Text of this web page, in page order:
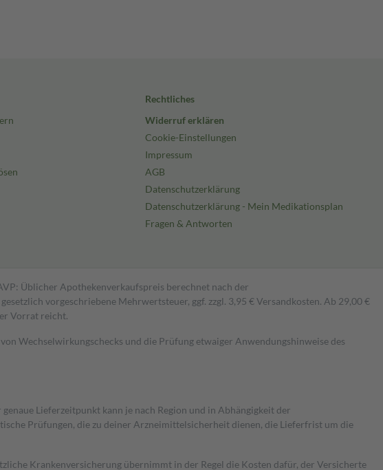
Rechtliches
Widerruf erklären
Cookie-Einstellungen
Impressum
AGB
Datenschutzerklärung
Datenschutzerklärung - Mein Medikationsplan
Fragen & Antworten
Üblicher Apothekenverkaufspreis berechnet nach der
vorgeschriebene Mehrwertsteuer, ggf. zzgl. 3,95 € Versandkosten. Ab 29,00 €
Vorrat reicht.
Wechselwirkungschecks und die Prüfung etwaiger Anwendungshinweise des
Lieferzeitpunkt kann je nach Region und in Abhängigkeit der
Prüfungen, die zu deiner Arzneimittelsicherheit dienen, die Lieferfrist um die
Krankenversicherung übernimmt in der Regel die Kosten dafür, der Versicherte